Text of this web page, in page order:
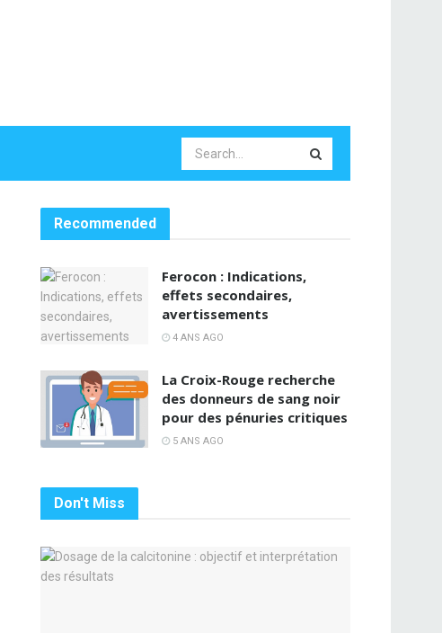
Recommended
Ferocon : Indications,
effets secondaires,
avertissements
4 ANS AGO
La Croix-Rouge recherche
des donneurs de sang noir
pour des pénuries critiques
5 ANS AGO
Don't Miss